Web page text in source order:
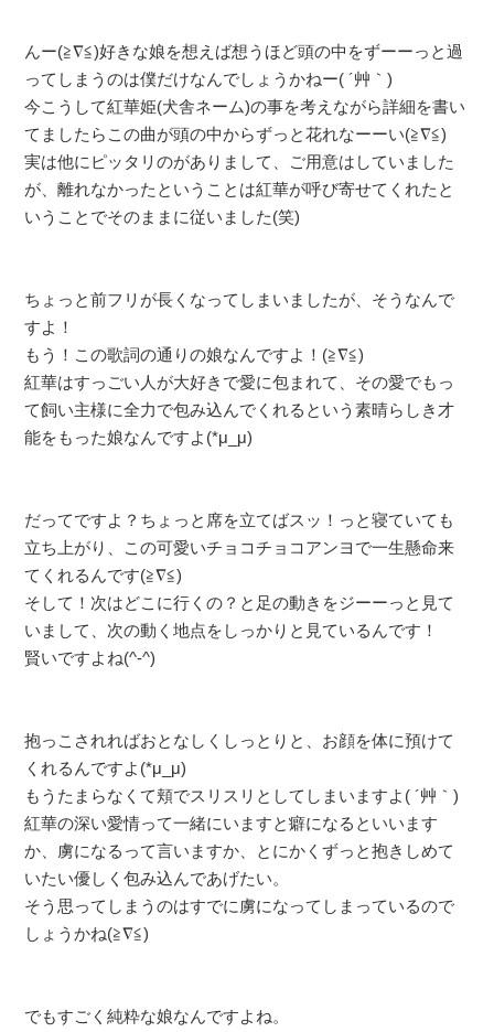
んー(≧∇≦)好きな娘を想えば想うほど頭の中をずーーっと過
ってしまうのは僕だけなんでしょうかねー( ´艸｀)
今こうして紅華姫(犬舎ネーム)の事を考えながら詳細を書い
てましたらこの曲が頭の中からずっと花れなーーい(≧∇≦)
実は他にピッタリのがありまして、ご用意はしていました
が、離れなかったということは紅華が呼び寄せてくれたと
いうことでそのままに従いました(笑)
ちょっと前フリが長くなってしまいましたが、そうなんで
すよ！
もう！この歌詞の通りの娘なんですよ！(≧∇≦)
紅華はすっごい人が大好きで愛に包まれて、その愛でもっ
て飼い主様に全力で包み込んでくれるという素晴らしき才
能をもった娘なんですよ(*μ_μ)
だってですよ？ちょっと席を立てばスッ！っと寝ていても
立ち上がり、この可愛いチョコチョコアンヨで一生懸命来
てくれるんです(≧∇≦)
そして！次はどこに行くの？と足の動きをジーーっと見て
いまして、次の動く地点をしっかりと見ているんです！
賢いですよね(^-^)
抱っこされればおとなしくしっとりと、お顔を体に預けて
くれるんですよ(*μ_μ)
もうたまらなくて頬でスリスリとしてしまいますよ( ´艸｀)
紅華の深い愛情って一緒にいますと癖になるといいます
か、虜になるって言いますか、とにかくずっと抱きしめて
いたい優しく包み込んであげたい。
そう思ってしまうのはすでに虜になってしまっているので
しょうかね(≧∇≦)
でもすごく純粋な娘なんですよね。